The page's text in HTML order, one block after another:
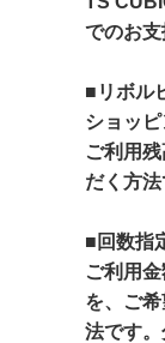
でのお支
■リボル
ショッ
ご利用
だく方法
■回数指
ご利用
を、ご
法です。